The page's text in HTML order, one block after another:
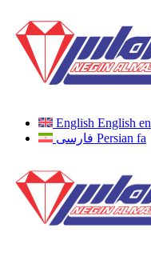
English English en
فارسی Persian fa